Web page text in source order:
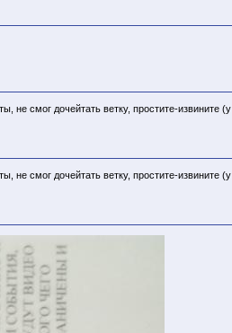
не смог дочейтать ветку, простите-извините
не смог дочейтать ветку, простите-извините